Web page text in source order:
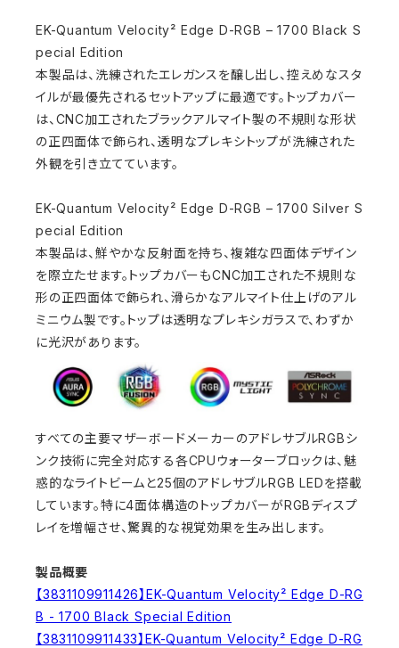
EK-Quantum Velocity² Edge D-RGB – 1700 Black S
pecial Edition
本製品は、洗練されたエレガンスを醸し出し、控えめなスタ
イルが最優先されるセットアップに最適です。トップカバー
は、CNC加工されたブラックアルマイト製の不規則な形状
の正四面体で飾られ、透明なプレキシトップが洗練された
外観を引き立てています。
EK-Quantum Velocity² Edge D-RGB – 1700 Silver S
pecial Edition
本製品は、鮮やかな反射面を持ち、複雑な四面体デザイン
を際立たせます。トップカバーもCNC加工された不規則な
形の正四面体で飾られ、滑らかなアルマイト仕上げのアル
ミニウム製です。トップは透明なプレキシガラスで、わずか
に光沢があります。
すべての主要マザーボードメーカーのアドレサブルRGBシ
ンク技術に完全対応する各CPUウォーターブロックは、魅
惑的なライトビームと25個のアドレサブルRGB LEDを搭載
しています。特に4面体構造のトップカバーがRGBディスプ
レイを増幅させ、驚異的な視覚効果を生み出します。
製品概要
【3831109911426】EK-Quantum Velocity² Edge D-RG
B - 1700 Black Special Edition
【3831109911433】EK-Quantum Velocity² Edge D-RG